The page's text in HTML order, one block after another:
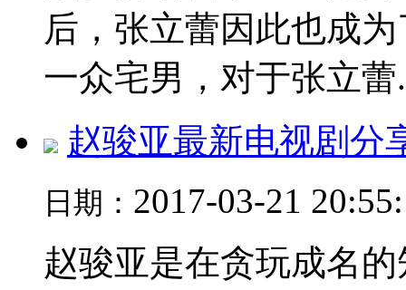
后，张立蕾因此也成
一众宅男，对于张立蕾
赵骏亚最新电视剧分
日期： 2017-03-21
赵骏亚是在贪玩成名